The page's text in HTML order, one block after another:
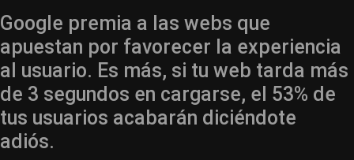
Google premia a las webs que
apuestan por favorecer la experiencia
al usuario. Es más, si tu web tarda más
de 3 segundos en cargarse, el 53% de
tus usuarios acabarán diciéndote
adiós.